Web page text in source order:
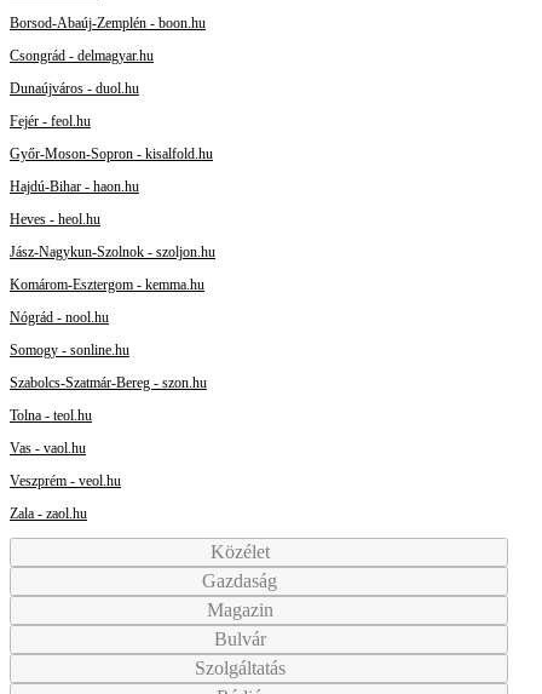
Borsod-Abaúj-Zemplén - boon.hu
Csongrád - delmagyar.hu
Dunaújváros - duol.hu
Fejér - feol.hu
Győr-Moson-Sopron - kisalfold.hu
Hajdú-Bihar - haon.hu
Heves - heol.hu
Jász-Nagykun-Szolnok - szoljon.hu
Komárom-Esztergom - kemma.hu
Nógrád - nool.hu
Somogy - sonline.hu
Szabolcs-Szatmár-Bereg - szon.hu
Tolna - teol.hu
Vas - vaol.hu
Veszprém - veol.hu
Zala - zaol.hu
Közélet
Gazdaság
Magazin
Bulvár
Szolgáltatás